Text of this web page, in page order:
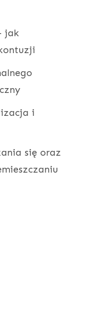
jak
i
się oraz